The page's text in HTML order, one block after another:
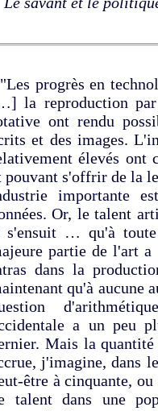
progrès en
la reproduction par
ont rendu
et des images.
élevés ont
pouvant s'offrir de la
importante
Or, le talent
… qu'à toute
partie de l'art
dans la
qu'à aucune
a un peu
Mais la
j'imagine, dans
être à cinquante,
talent dans une